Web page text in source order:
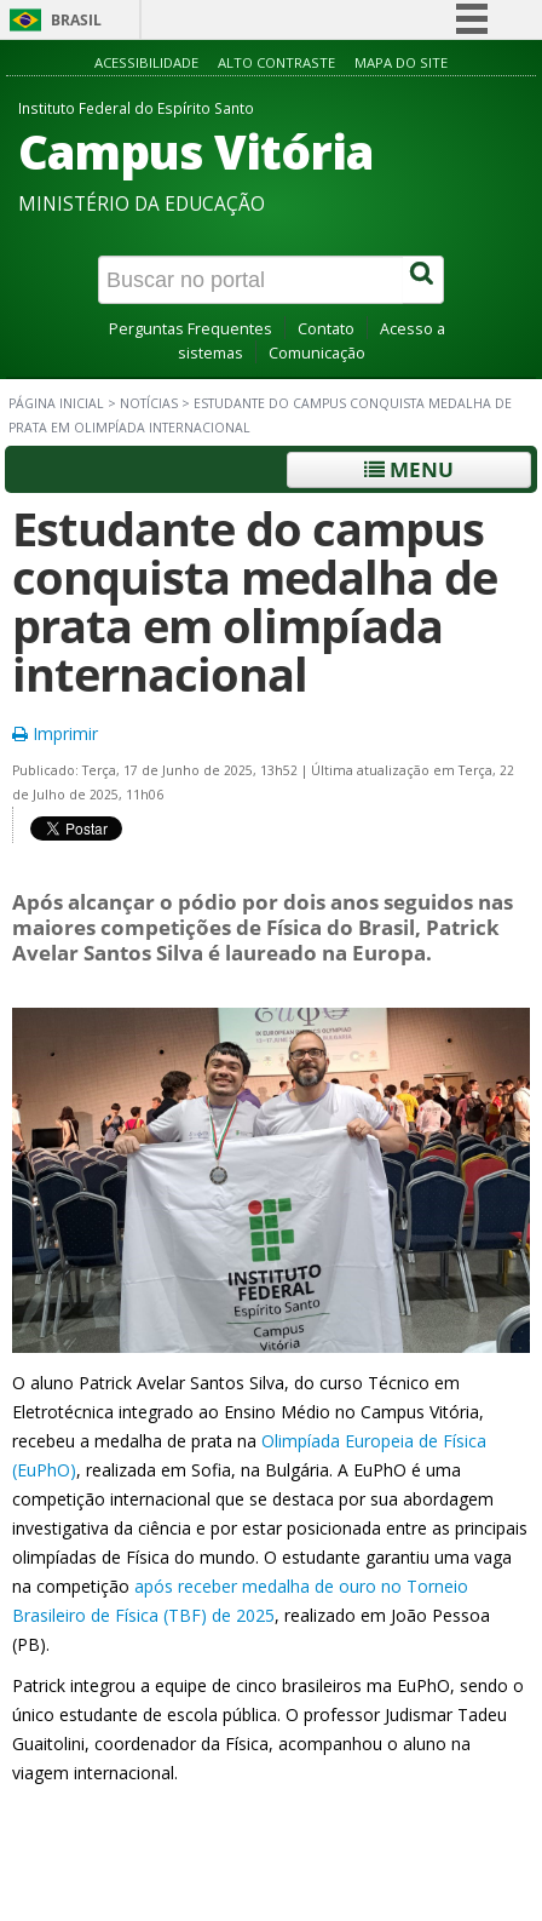
BRASIL
Simplifique!
Acesso à informação
Canais
ACESSIBILIDADE ALTO CONTRASTE MAPA DO SITE
Instituto Federal do Espírito Santo
Campus Vitória
MINISTÉRIO DA EDUCAÇÃO
Perguntas Frequentes Contato
Acesso a
sistemas
Comunicação
PÁGINA INICIAL > NOTÍCIAS > ESTUDANTE DO CAMPUS CONQUISTA MEDALHA DE
PRATA EM OLIMPÍADA INTERNACIONAL
MENU
Estudante do campus
conquista medalha de
prata em olimpíada
internacional
Imprimir
Publicado: Terça, 17 de Junho de 2025, 13h52 | Última atualização em Terça, 22
de Julho de 2025, 11h06
Após alcançar o pódio por dois anos seguidos nas
maiores competições de Física do Brasil, Patrick
Avelar Santos Silva é laureado na Europa.
O aluno Patrick Avelar Santos Silva, do curso Técnico em
Eletrotécnica integrado ao Ensino Médio no Campus Vitória,
recebeu a medalha de prata na Olimpíada Europeia de Física
(EuPhO), realizada em Sofia, na Bulgária. A EuPhO é uma
competição internacional que se destaca por sua abordagem
investigativa da ciência e por estar posicionada entre as principais
olimpíadas de Física do mundo. O estudante garantiu uma vaga
na competição após receber medalha de ouro no Torneio
Brasileiro de Física (TBF) de 2025, realizado em João Pessoa
(PB).
Patrick integrou a equipe de cinco brasileiros ma EuPhO, sendo o
único estudante de escola pública. O professor Judismar Tadeu
Guaitolini, coordenador da Física, acompanhou o aluno na
viagem internacional.